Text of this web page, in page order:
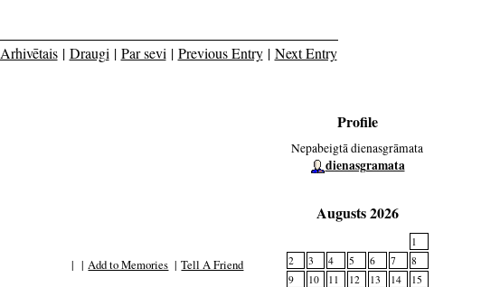
Arhivētais| Draugi | Par sevi | Previous Entry| Next Entry
| |Add to Memories |Tell A Friend
Profile
Nepabeigtā dienasgrāmata
dienasgramata
Augusts 2026
1
2
3 4 5 6 7
8
9
10 11 12 13 14
15